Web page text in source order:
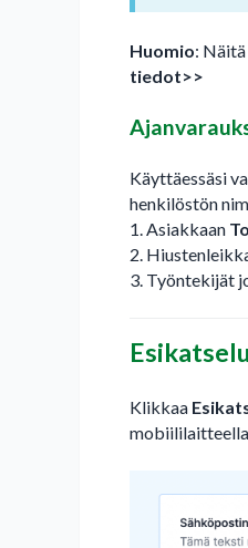
Huomio:
tiedot>>
Käyttäessäsi
henkilöstön
1. Asiakkaan
2.
3. Työntekijät
Klikkaa
mobiililaitteella.